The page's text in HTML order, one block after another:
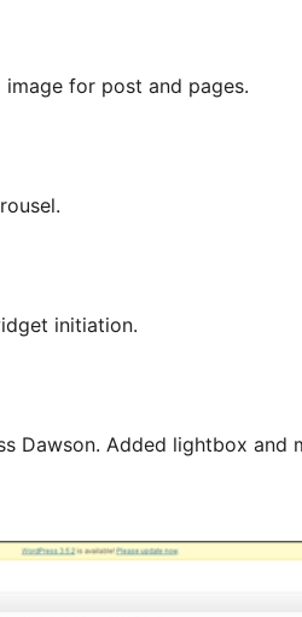
for post and pages.
initiation.
Dawson. Added lightbox and